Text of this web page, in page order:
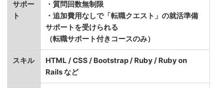
サポー
ト
・質問回数無制限
・追加費用なしで「転職クエスト」の就活準備
サポートを受けられる
（転職サポート付きコースのみ）
スキル
HTML / CSS / Bootstrap / Ruby / Ruby on
Rails など